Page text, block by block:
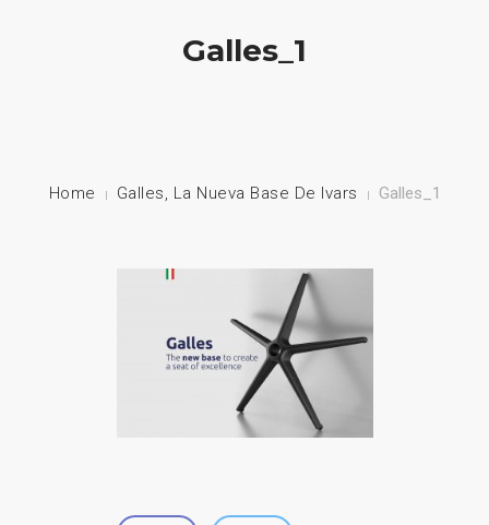
NUESTROS PRODUCTOSGalles_1
Home Galles, La Nueva Base De Ivars Galles_1